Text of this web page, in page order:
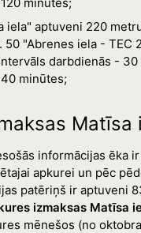
iela" aptuveni 220
50 "Abrenes iela - TEC
darbdienās - 30
minūtes;
Matīsa
informācijas ēka
apkurei un pēc
patēriņš ir aptuveni
izmaksas Matīsa
mēnešos (no